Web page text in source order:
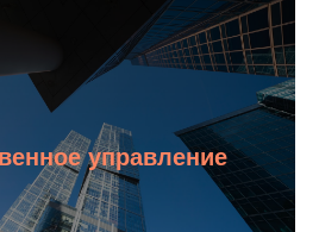
управление